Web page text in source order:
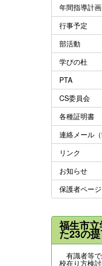
年間指導計
行事予定
部活動
学びの杜
PTA
CS委員会
各種証明書
連絡メール（
リンク
お知らせ
保護者ページ
福生市
た23の
有識者等
校在り方検